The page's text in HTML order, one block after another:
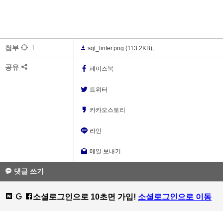
첨부 1 sql_linter.png (113.2KB),
공유 페이스북
트위터
카카오스토리
라인
메일 보내기
댓글 쓰기
소셜로그인으로 10초면 가입! 소셜로그인으로 이동